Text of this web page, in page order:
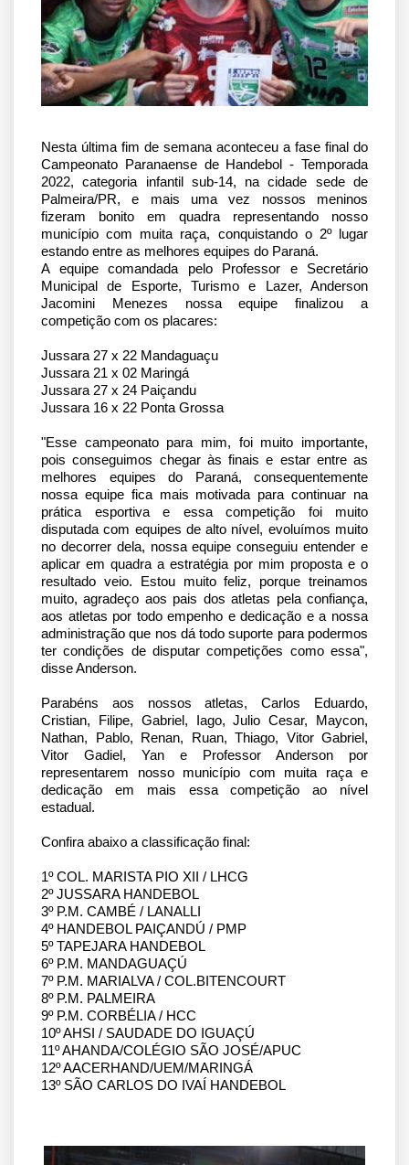
Nesta última fim de semana aconteceu a fase final do
Campeonato Paranaense de Handebol - Temporada
2022, categoria infantil sub-14, na cidade sede de
Palmeira/PR, e mais uma vez nossos meninos
fizeram bonito em quadra representando nosso
município com muita raça, conquistando o 2º lugar
estando entre as melhores equipes do Paraná.
A equipe comandada pelo Professor e Secretário
Municipal de Esporte, Turismo e Lazer, Anderson
Jacomini Menezes nossa equipe finalizou a
competição com os placares:
Jussara 27 x 22 Mandaguaçu
Jussara 21 x 02 Maringá
Jussara 27 x 24 Paiçandu
Jussara 16 x 22 Ponta Grossa
"Esse campeonato para mim, foi muito importante,
pois conseguimos chegar às finais e estar entre as
melhores equipes do Paraná, consequentemente
nossa equipe fica mais motivada para continuar na
prática esportiva e essa competição foi muito
disputada com equipes de alto nível, evoluímos muito
no decorrer dela, nossa equipe conseguiu entender e
aplicar em quadra a estratégia por mim proposta e o
resultado veio. Estou muito feliz, porque treinamos
muito, agradeço aos pais dos atletas pela confiança,
aos atletas por todo empenho e dedicação e a nossa
administração que nos dá todo suporte para podermos
ter condições de disputar competições como essa",
disse Anderson.
Parabéns aos nossos atletas, Carlos Eduardo,
Cristian, Filipe, Gabriel, Iago, Julio Cesar, Maycon,
Nathan, Pablo, Renan, Ruan, Thiago, Vitor Gabriel,
Vitor Gadiel, Yan e Professor Anderson por
representarem nosso município com muita raça e
dedicação em mais essa competição ao nível
estadual.
Confira abaixo a classificação final:
1º COL. MARISTA PIO XII / LHCG
2º JUSSARA HANDEBOL
3º P.M. CAMBÉ / LANALLI
4º HANDEBOL PAIÇANDÚ / PMP
5º TAPEJARA HANDEBOL
6º P.M. MANDAGUAÇÚ
7º P.M. MARIALVA / COL.BITENCOURT
8º P.M. PALMEIRA
9º P.M. CORBÉLIA / HCC
10º AHSI / SAUDADE DO IGUAÇÚ
11º AHANDA/COLÉGIO SÃO JOSÉ/APUC
12º AACERHAND/UEM/MARINGÁ
13º SÃO CARLOS DO IVAÍ HANDEBOL